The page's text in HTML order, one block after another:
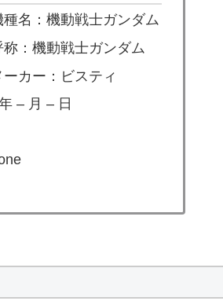
名：機動戦士ガンダム
：機動戦士ガンダム
カー：ビスティ
– 月 – 日